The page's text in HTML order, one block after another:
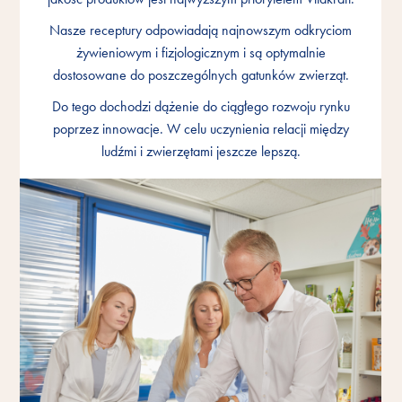
Nasze receptury odpowiadają najnowszym odkryciom
żywieniowym i fizjologicznym i są optymalnie
dostosowane do poszczególnych gatunków zwierząt.
Do tego dochodzi dążenie do ciągłego rozwoju rynku
poprzez innowacje. W celu uczynienia relacji między
ludźmi i zwierzętami jeszcze lepszą.
Nasze receptury odpowiadają najnowszym odkryciom
żywieniowym i fizjologicznym i są optymalnie
dostosowane do poszczególnych gatunków zwierząt.
Do tego dochodzi dążenie do ciągłego rozwoju rynku
poprzez innowacje. W celu uczynienia relacji między
ludźmi i zwierzętami jeszcze lepszą.
Nasze receptury odpowiadają najnowszym odkryciom
żywieniowym i fizjologicznym i są optymalnie
dostosowane do poszczególnych gatunków zwierząt.
Do tego dochodzi dążenie do ciągłego rozwoju rynku
poprzez innowacje. W celu uczynienia relacji między
ludźmi i zwierzętami jeszcze lepszą.